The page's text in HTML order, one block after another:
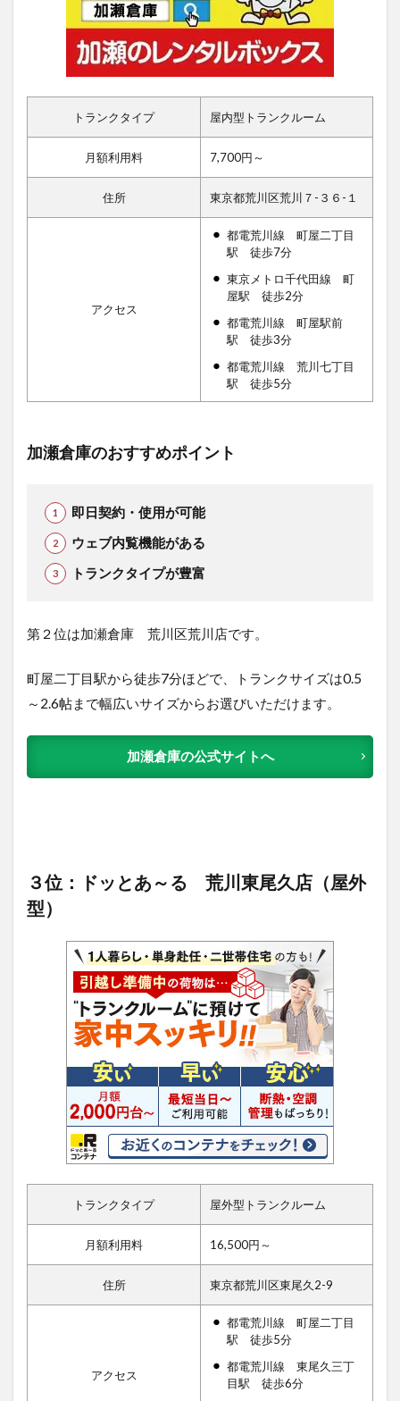
トランクタイプ 屋内型トランクルーム
月額利用料 7,700円～
住所 東京都荒川区荒川７-３６-１
アクセス
都電荒川線 町屋二丁目
駅 徒歩7分
東京メトロ千代田線 町
屋駅 徒歩2分
都電荒川線 町屋駅前
駅 徒歩3分
都電荒川線 荒川七丁目
駅 徒歩5分
加瀬倉庫のおすすめポイント
即日契約・使用が可能
ウェブ内覧機能がある
トランクタイプが豊富
第２位は加瀬倉庫 荒川区荒川店です。
町屋二丁目駅から徒歩7分ほどで、トランクサイズは0.5
～2.6帖まで幅広いサイズからお選びいただけます。
加瀬倉庫の公式サイトへ
３位：ドッとあ～る 荒川東尾久店（屋外
型）
トランクタイプ 屋外型トランクルーム
月額利用料 16,500円～
住所 東京都荒川区東尾久2-9
アクセス
都電荒川線 町屋二丁目
駅 徒歩5分
都電荒川線 東尾久三丁
目駅 徒歩6分